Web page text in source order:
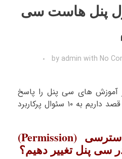
پنل هاست سی
by admin with No
۱۰ سئوال از آموزش های سی پنل را پاسخ
داده ایم در این مطلب نیز قصد داریم به ۱۰ سئوال پرکاربرد
11.چگونه سطح دسترسی (Permission)
سی پنل تغییر دهیم؟